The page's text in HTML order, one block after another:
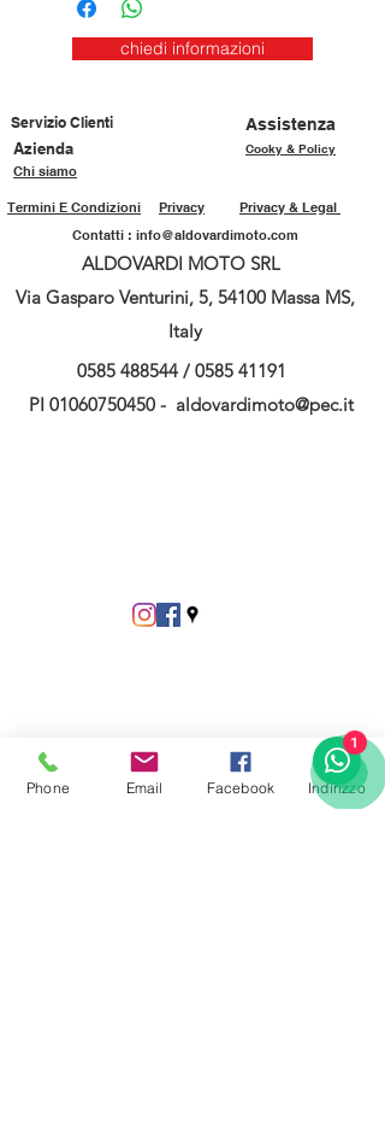
chiedi informazioni
Servizio Clienti
Assistenza
Azienda
Cooky & Policy
Chi siamo
Privacy & Legal
Privacy
Termini E Condizioni
Contatti : info@aldovardimoto.com
ALDOVARDI MOTO SRL
Via Gasparo Venturini, 5, 54100 Massa MS,
Italy
0585 488544 / 0585 41191
PI 01060750450 - aldovardimoto@pec.it
Phone Email Facebook Indirizzo
1